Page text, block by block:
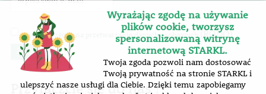
Wyrażam zgodę na przetwarzanie danych osobowych (RODO)
Przyłączcie się do nas !
Wyrażając zgodę na używanie
plików cookie, tworzysz
spersonalizowaną witrynę
internetową STARKL.
Twoja zgoda pozwoli nam dostosować
Twoją prywatność na stronie STARKL i
ulepszyć nasze usługi dla Ciebie. Dzięki temu zapobiegamy